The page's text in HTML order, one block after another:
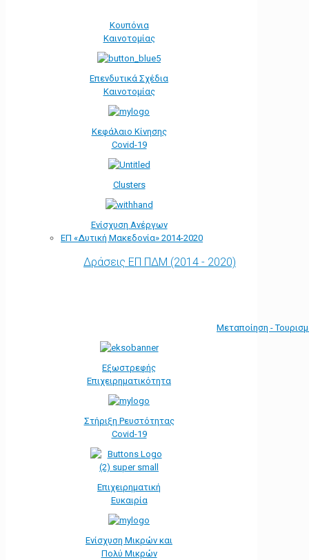
Κουπόνια
Καινοτομίας
Επενδυτικά Σχέδια
Καινοτομίας
Κεφάλαιο Κίνησης
Covid-19
Clusters
Ενίσχυση Ανέργων
ΕΠ «Δυτική Μακεδονία» 2014-2020
Δράσεις ΕΠ ΠΔΜ (2014 - 2020)
Μεταποίηση -
Εξωστρεφής
Επιχειρηματικότητα
Στήριξη Ρευστότητας
Covid-19
Επιχειρηματική
Ευκαιρία
Ενίσχυση Μικρών και
Πολύ Μικρών